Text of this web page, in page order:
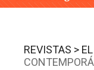
CONTACTO
REVISTAS >